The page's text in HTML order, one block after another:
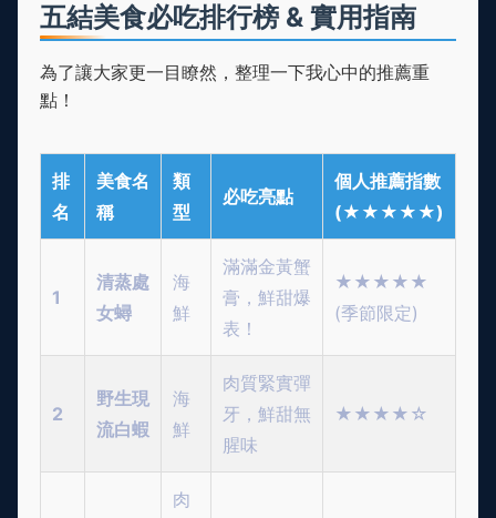
五結美食必吃排行榜 & 實用指南
為了讓大家更一目瞭然，整理一下我心中的推薦重
點！
排
名
美食名
稱
類
型
必吃亮點
個人推薦指數
(★★★★★)
1
清蒸處
女蟳
海
鮮
滿滿金黃蟹
膏，鮮甜爆
表！
★★★★★
(季節限定)
2
野生現
流白蝦
海
鮮
肉質緊實彈
牙，鮮甜無
腥味
★★★★☆
肉